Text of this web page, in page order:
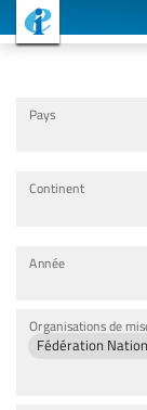
Pays
Continent
Année
Organisations de
Fédération